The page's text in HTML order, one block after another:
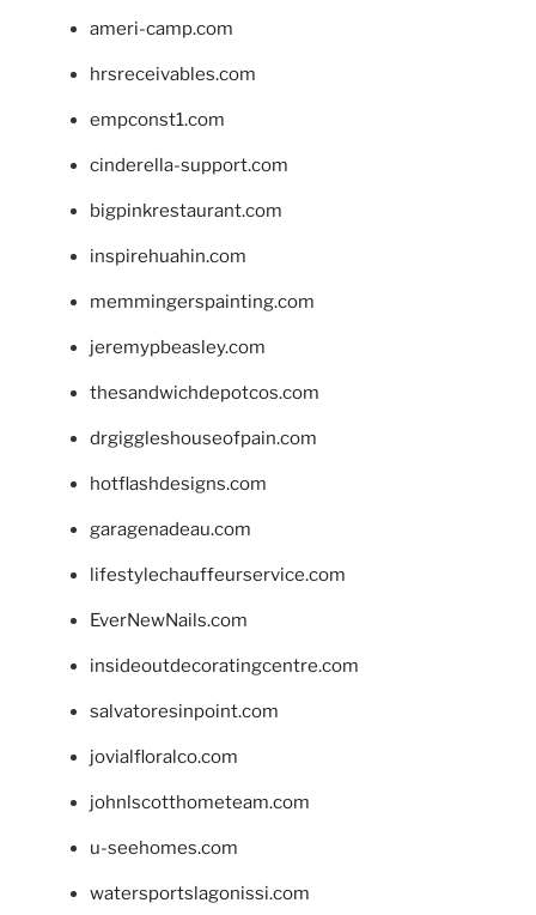
ameri-camp.com
hrsreceivables.com
empconst1.com
cinderella-support.com
bigpinkrestaurant.com
inspirehuahin.com
memmingerspainting.com
jeremypbeasley.com
thesandwichdepotcos.com
drgiggleshouseofpain.com
hotflashdesigns.com
garagenadeau.com
lifestylechauffeurservice.com
EverNewNails.com
insideoutdecoratingcentre.com
salvatoresinpoint.com
jovialfloralco.com
johnlscotthometeam.com
u-seehomes.com
watersportslagonissi.com